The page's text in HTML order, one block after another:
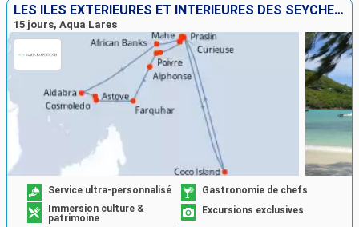
LES ÎLES EXTÉRIEURES ET INTÉRIEURES DES SEYCHELLES
15 jours, Aqua Lares
Service ultra-personnalisé
Gastronomie de chefs
Immersion culture &
patrimoine
Excursions exclusives